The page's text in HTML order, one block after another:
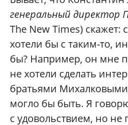
генеральный директор
The New Times) скажет:
хотели бы с таким-то,
бы? Например, он мне
не хотели сделать
братьями
могло бы быть. Я
с удовольствием, но не